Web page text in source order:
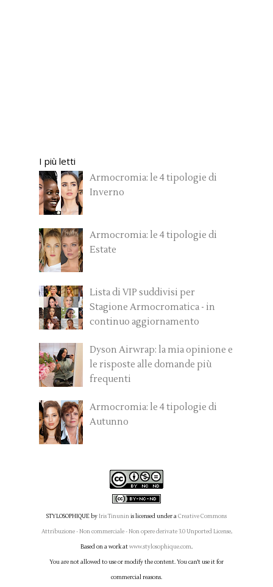
I più letti
Armocromia: le 4 tipologie di
Inverno
Armocromia: le 4 tipologie di
Estate
Lista di VIP suddivisi per
Stagione Armocromatica - in
continuo aggiornamento
Dyson Airwrap: la mia opinione e
le risposte alle domande più
frequenti
Armocromia: le 4 tipologie di
Autunno
STYLOSOPHIQUEbyIris Tinuninis licensed under aCreative Commons
Attribuzione - Non commerciale - Non opere derivate 3.0 Unported License.
Based on a work atwww.stylosophique.com.
You are not allowed to use or modify the content. You can't use it for
commercial reasons.